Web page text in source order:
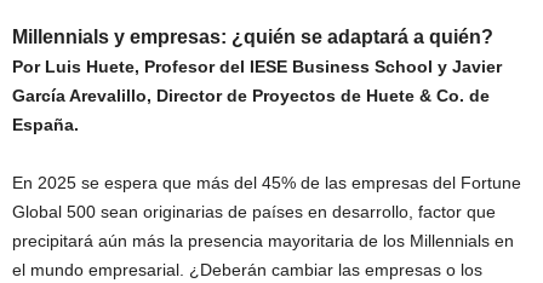
Millennials y empresas: ¿quién se adaptará a quién?
Por Luis Huete, Profesor del IESE Business School y Javier
García Arevalillo, Director de Proyectos de Huete & Co. de
España.
En 2025 se espera que más del 45% de las empresas del Fortune
Global 500 sean originarias de países en desarrollo, factor que
precipitará aún más la presencia mayoritaria de los Millennials en
el mundo empresarial. ¿Deberán cambiar las empresas o los